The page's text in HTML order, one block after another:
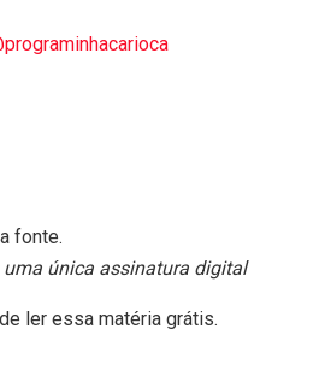
fonte.
uma única assinatura digital
ler essa matéria grátis.